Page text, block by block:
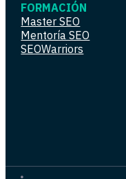
FORMACIÓN
Master SEO
Mentoría SEO
SEOWarriors